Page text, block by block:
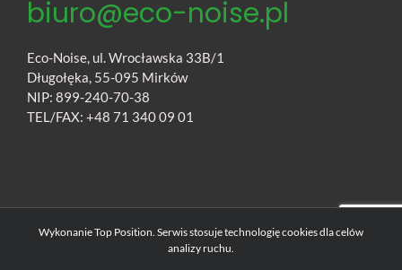
biuro@eco-noise.pl
Eco-Noise, ul. Wrocławska 33B/1
Długołęka, 55-095 Mirków
NIP: 899-240-70-38
TEL/FAX: +48 71 340 09 01
WykonanieTop Position. Serwis stosuje technologię cookies dla celów
analizy ruchu.